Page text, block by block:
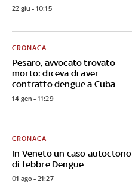
22 giu - 10:15
Pesaro, avvocato trovato
morto: diceva di aver
contratto dengue a Cuba
CRONACA
14 gen - 11:29
In Veneto un caso autoctono
di febbre Dengue
CRONACA
01 ago - 21:27